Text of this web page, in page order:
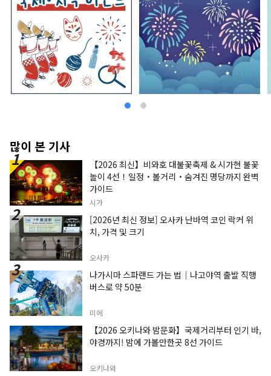
많이 본 기사
【2026 최신】비와호 대불꽃축제 & 시가현 불꽃
놀이 4선！일정・볼거리・숨겨진 명당까지 완벽
가이드
시가
[2026년 최신 정보] 오사카 난바역 코인 락커 위
치, 가격 및 크기
오사카
나가시마 스파랜드 가는 법｜나고야역 출발 직행
버스로 약 50분
미에
【2026 오키나와 밤문화】국제거리부터 인기 바,
야경까지! 밤에 가볼만한곳 8선 가이드
오키나와